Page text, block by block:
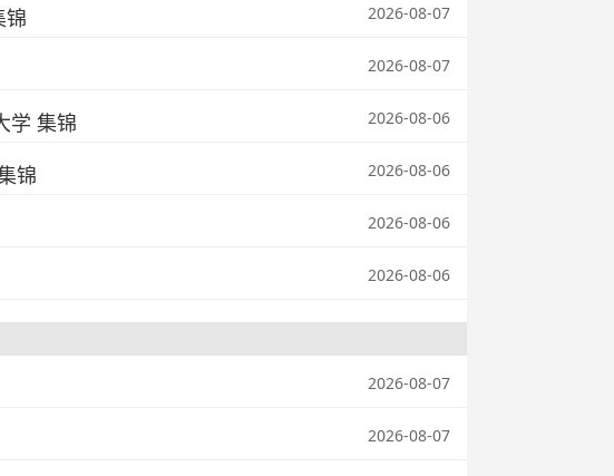
锦 2026-08-07
2026-08-07
学 集锦 2026-08-06
锦 2026-08-06
2026-08-06
2026-08-06
2026-08-07
2026-08-07